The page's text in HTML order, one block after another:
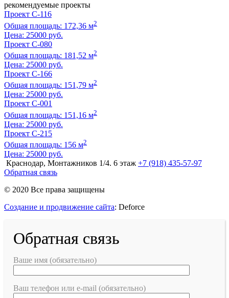
рекомендуемые проекты
Проект C-116
Общая площадь: 172,36 м2
Цена: 25000 руб.
Проект C-080
Общая площадь: 181,52 м2
Цена: 25000 руб.
Проект C-166
Общая площадь: 151,79 м2
Цена: 25000 руб.
Проект C-001
Общая площадь: 151,16 м2
Цена: 25000 руб.
Проект C-215
Общая площадь: 156 м2
Цена: 25000 руб.
Краснодар, Монтажников 1/4. 6 этаж +7 (918) 435-57-97
Обратная связь
© 2020 Все права защищены
Создание и продвижение сайта: Deforce
Обратная связь
Ваше имя (обязательно)
Ваш телефон или e-mail (обязательно)